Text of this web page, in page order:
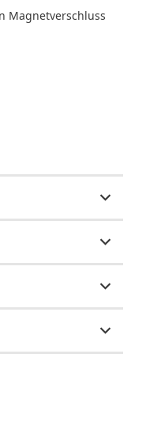
Magnetverschluss